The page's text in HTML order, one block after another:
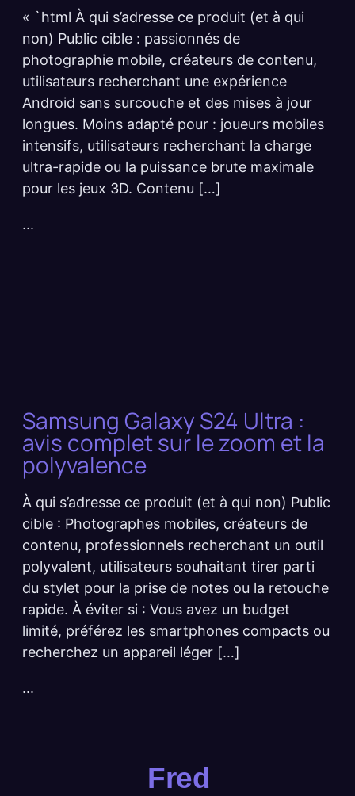
« `html À qui s’adresse ce produit (et à qui
non) Public cible : passionnés de
photographie mobile, créateurs de contenu,
utilisateurs recherchant une expérience
Android sans surcouche et des mises à jour
longues. Moins adapté pour : joueurs mobiles
intensifs, utilisateurs recherchant la charge
ultra-rapide ou la puissance brute maximale
pour les jeux 3D. Contenu […]
...
Samsung Galaxy S24 Ultra :
avis complet sur le zoom et la
polyvalence
À qui s’adresse ce produit (et à qui non) Public
cible : Photographes mobiles, créateurs de
contenu, professionnels recherchant un outil
polyvalent, utilisateurs souhaitant tirer parti
du stylet pour la prise de notes ou la retouche
rapide. À éviter si : Vous avez un budget
limité, préférez les smartphones compacts ou
recherchez un appareil léger […]
...
Fred